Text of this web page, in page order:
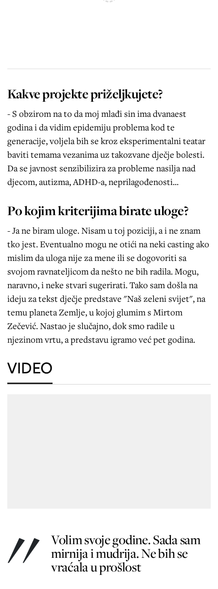
Kakve projekte priželjkujete?
- S obzirom na to da moj mlađi sin ima dvanaest
godina i da vidim epidemiju problema kod te
generacije, voljela bih se kroz eksperimentalni teatar
baviti temama vezanima uz takozvane dječje bolesti.
Da se javnost senzibilizira za probleme nasilja nad
djecom, autizma, ADHD-a, neprilagođenosti...
Po kojim kriterijima birate uloge?
- Ja ne biram uloge. Nisam u toj poziciji, a i ne znam
tko jest. Eventualno mogu ne otići na neki casting ako
mislim da uloga nije za mene ili se dogovoriti sa
svojom ravnateljicom da nešto ne bih radila. Mogu,
naravno, i neke stvari sugerirati. Tako sam došla na
ideju za tekst dječje predstave "Naš zeleni svijet", na
temu planeta Zemlje, u kojoj glumim s Mirtom
Zečević. Nastao je slučajno, dok smo radile u
njezinom vrtu, a predstavu igramo već pet godina.
VIDEO
Volim svoje godine. Sada sam
mirnija i mudrija. Ne bih se
vraćala u prošlost